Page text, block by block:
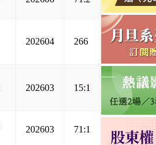
202604 266
202603 15:1
202603 71:1